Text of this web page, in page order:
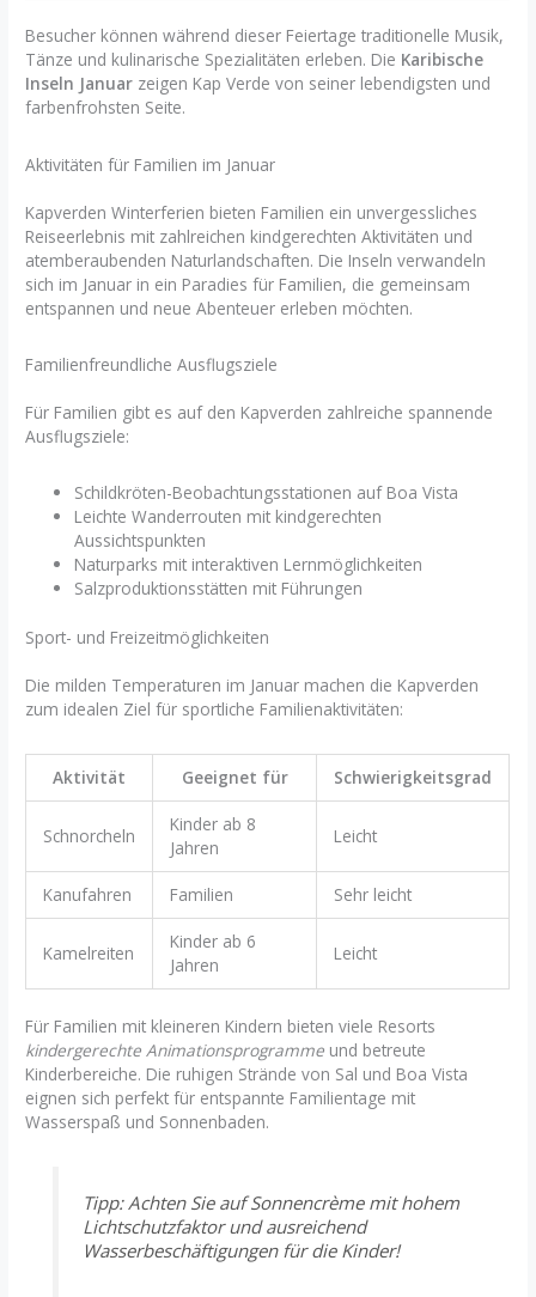
Besucher können während dieser Feiertage traditionelle Musik,
Tänze und kulinarische Spezialitäten erleben. Die Karibische
Inseln Januar zeigen Kap Verde von seiner lebendigsten und
farbenfrohsten Seite.
Aktivitäten für Familien im Januar
Kapverden Winterferien bieten Familien ein unvergessliches
Reiseerlebnis mit zahlreichen kindgerechten Aktivitäten und
atemberaubenden Naturlandschaften. Die Inseln verwandeln
sich im Januar in ein Paradies für Familien, die gemeinsam
entspannen und neue Abenteuer erleben möchten.
Familienfreundliche Ausflugsziele
Für Familien gibt es auf den Kapverden zahlreiche spannende
Ausflugsziele:
Schildkröten-Beobachtungsstationen auf Boa Vista
Leichte Wanderrouten mit kindgerechten
Aussichtspunkten
Naturparks mit interaktiven Lernmöglichkeiten
Salzproduktionsstätten mit Führungen
Sport- und Freizeitmöglichkeiten
Die milden Temperaturen im Januar machen die Kapverden
zum idealen Ziel für sportliche Familienaktivitäten:
Aktivität Geeignet für Schwierigkeitsgrad
Schnorcheln
Kinder ab 8
Jahren
Leicht
Kanufahren Familien Sehr leicht
Kamelreiten
Kinder ab 6
Jahren
Leicht
Für Familien mit kleineren Kindern bieten viele Resorts
kindergerechte Animationsprogramme und betreute
Kinderbereiche. Die ruhigen Strände von Sal und Boa Vista
eignen sich perfekt für entspannte Familientage mit
Wasserspaß und Sonnenbaden.
Tipp: Achten Sie auf Sonnencrème mit hohem
Lichtschutzfaktor und ausreichend
Wasserbeschäftigungen für die Kinder!